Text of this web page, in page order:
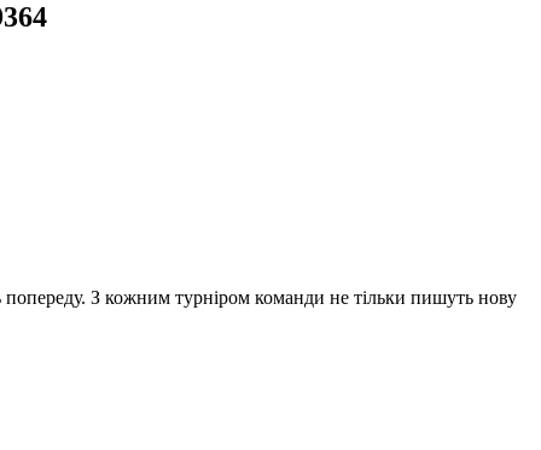
З кожним турніром команди не тільки пишуть нову